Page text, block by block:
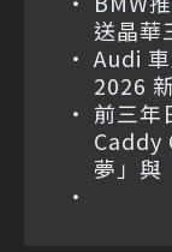
送晶華
Audi
2026
前三年
Caddy
夢」與